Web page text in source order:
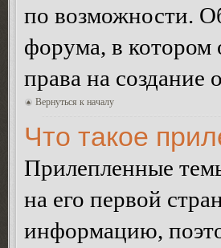
по возможности.
форума, в котором
права на создание
Вернуться к началу
Что такое
Прилепленные
на его первой
информацию,